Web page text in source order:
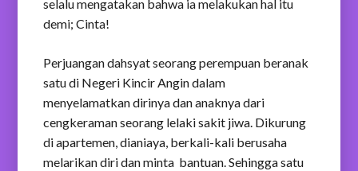
selalu mengatakan bahwa ia melakukan hal itu
demi; Cinta!
Perjuangan dahsyat seorang perempuan beranak
satu di Negeri Kincir Angin dalam
menyelamatkan dirinya dan anaknya dari
cengkeraman seorang lelaki sakit jiwa. Dikurung
di apartemen, dianiaya, berkali-kali berusaha
melarikan diri dan minta bantuan. Sehingga satu